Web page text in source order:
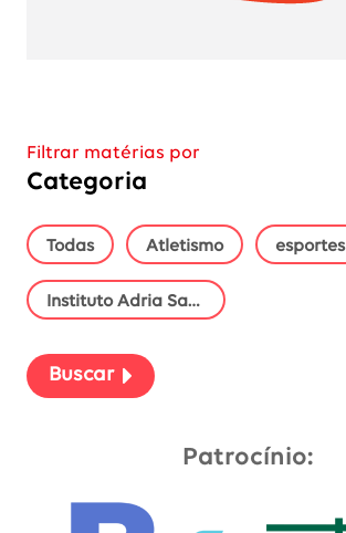
Filtrar matérias por
Categoria
Todasas categorias
Atletismo esportes
Instituto Adria Santos
Buscar
Patrocínio: